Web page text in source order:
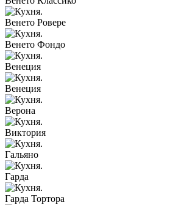
Венето Ровере
Венето Фондо
Венеция
Венеция
Верона
Виктория
Гальяно
Гарда
Гарда Тортора